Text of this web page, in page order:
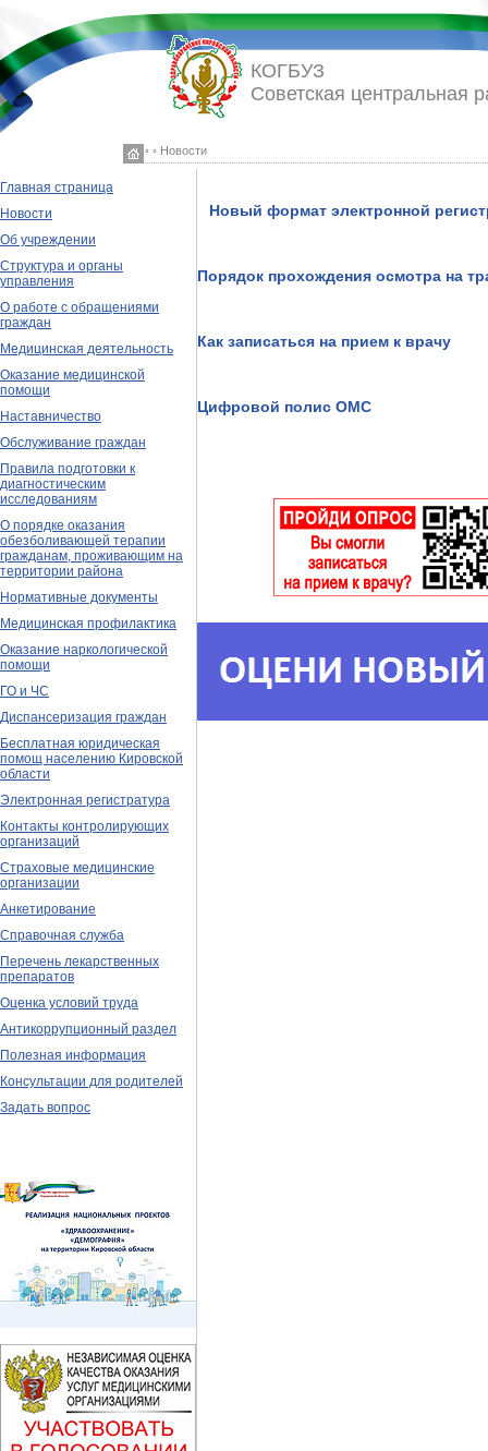
◦ ◦ Новости
КОГБУЗ
Советская центральная
Главная страница
Новости
Об учреждении
Структура и органы
управления
О работе с обращениями
граждан
Медицинская деятельность
Оказание медицинской
помощи
Наставничество
Обслуживание граждан
Правила подготовки к
диагностическим
исследованиям
О порядке оказания
обезболивающей терапии
гражданам, проживающим на
территории района
Нормативные документы
Медицинская профилактика
Оказание наркологической
помощи
ГО и ЧС
Диспансеризация граждан
Бесплатная юридическая
помощ населению Кировской
области
Электронная регистратура
Контакты контролирующих
организаций
Страховые медицинские
организации
Анкетирование
Справочная служба
Перечень лекарственных
препаратов
Оценка условий труда
Антикоррупционный раздел
Полезная информация
Консультации для родителей
Задать вопрос
Новый формат электронной
Порядок прохождения осмотра на
Как записаться на прием к врачу
Цифровой полис ОМС